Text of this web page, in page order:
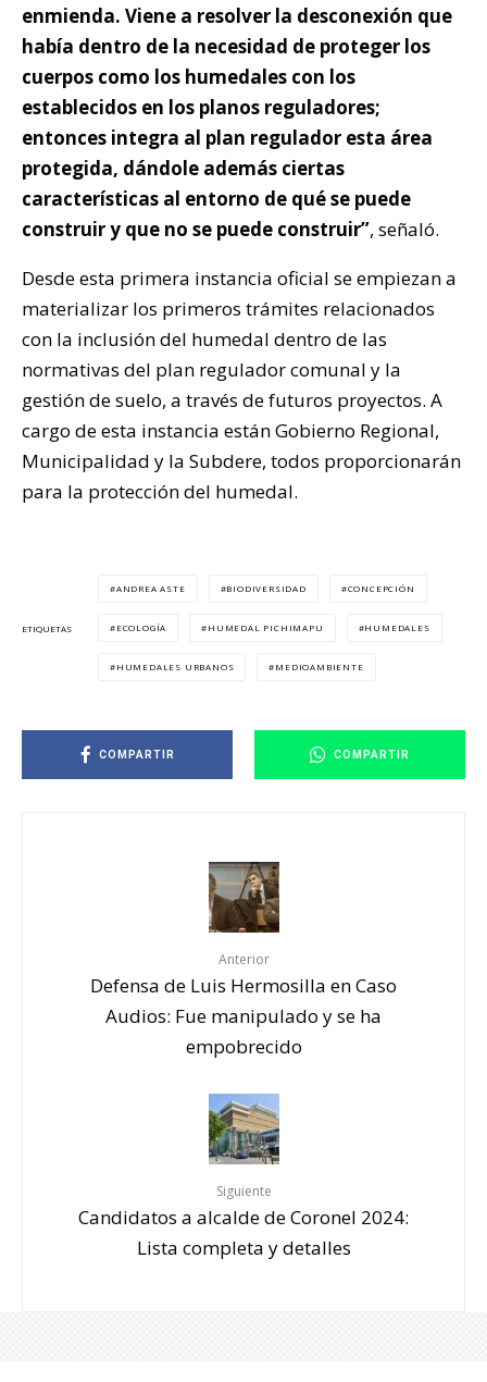
enmienda. Viene a resolver la desconexión que
había dentro de la necesidad de proteger los
cuerpos como los humedales con los
establecidos en los planos reguladores;
entonces integra al plan regulador esta área
protegida, dándole además ciertas
características al entorno de qué se puede
construir y que no se puede construir”, señaló.
Desde esta primera instancia oficial se empiezan a
materializar los primeros trámites relacionados
con la inclusión del humedal dentro de las
normativas del plan regulador comunal y la
gestión de suelo, a través de futuros proyectos. A
cargo de esta instancia están Gobierno Regional,
Municipalidad y la Subdere, todos proporcionarán
para la protección del humedal.
ETIQUETAS
ANDREA ASTE BIODIVERSIDAD CONCEPCIÓN
ECOLOGÍA HUMEDAL PICHIMAPU HUMEDALES
HUMEDALES URBANOS MEDIOAMBIENTE
COMPARTIR COMPARTIR
Anterior
Defensa de Luis Hermosilla en Caso
Audios: Fue manipulado y se ha
empobrecido
Siguiente
Candidatos a alcalde de Coronel 2024:
Lista completa y detalles